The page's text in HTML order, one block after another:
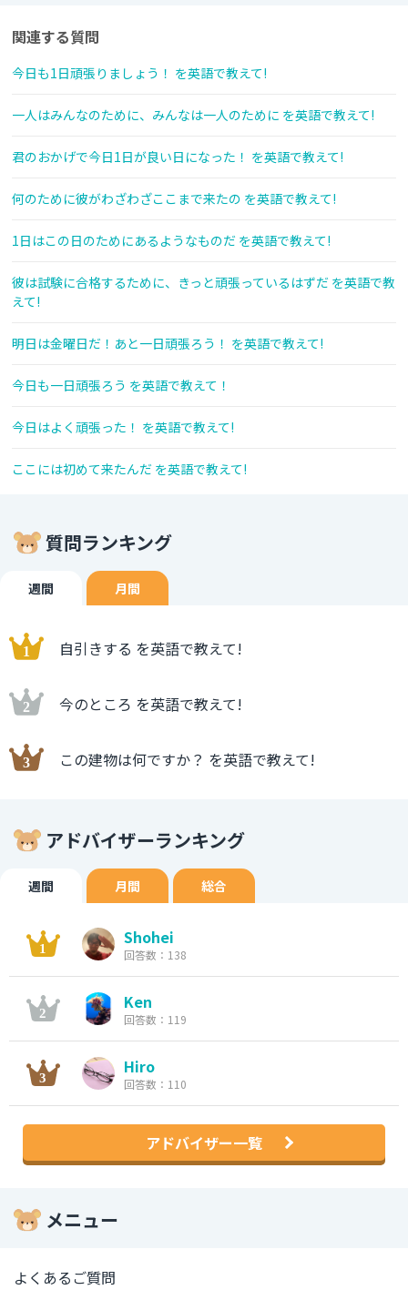
関連する質問
今日も1日頑張りましょう！ を英語で教えて!
一人はみんなのために、みんなは一人のために を英語で教えて!
君のおかげで今日1日が良い日になった！ を英語で教えて!
何のために彼がわざわざここまで来たの を英語で教えて!
1日はこの日のためにあるようなものだ を英語で教えて!
彼は試験に合格するために、きっと頑張っているはずだ を英語で教
えて!
明日は金曜日だ！あと一日頑張ろう！ を英語で教えて!
今日も一日頑張ろう を英語で教えて！
今日はよく頑張った！ を英語で教えて!
ここには初めて来たんだ を英語で教えて!
質問ランキング
週間 月間
自引きする を英語で教えて!
今のところ を英語で教えて!
この建物は何ですか？ を英語で教えて!
アドバイザーランキング
週間 月間 総合
Shohei
回答数：138
Ken
回答数：119
Hiro
回答数：110
アドバイザー一覧
メニュー
よくあるご質問